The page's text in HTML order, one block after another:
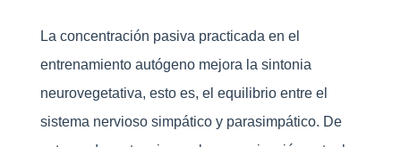
La concentración pasiva practicada en el
entrenamiento autógeno mejora la sintonia
neurovegetativa, esto es, el equilibrio entre el
sistema nervioso simpático y parasimpático. De